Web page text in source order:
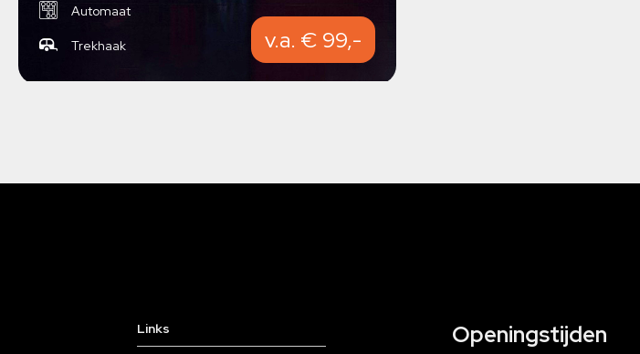
Automaat
Trekhaak v.a. € 99,-
Links Openingstijden